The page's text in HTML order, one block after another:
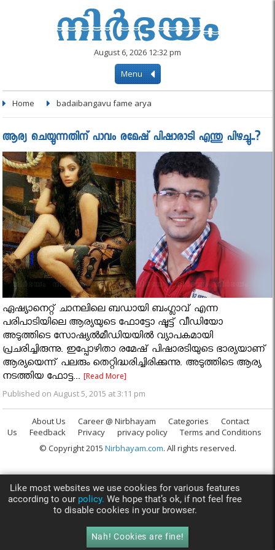
August 6, 2026 12:32 pm
Menu
Home badaibangavu fame arya
ആര്യ ചെയ്യുന്നതിന് പാവം രമേഷ് പിഷാരാടി എന്തു പിഴച്ചു..?
ഏഷ്യാനെറ്റ് ചാനലിലെ ബഡായി ബംഗ്ലാവ് എന്ന
പരിപാടിയിലെ ആര്യയുടെ ഫോട്ടോ ഷൂട്ട് വീഡിയോ
അടുത്തിടെ സോഷ്യല്‍മീഡിയയില്‍ വ്യാപകമായി
പ്രചരിച്ചിരുന്നു. ഇപ്പോഴിതാ രമേഷ് പിഷാരടിയുടെ ഭാര്യയാണ്
ആര്യയെന്ന് പലരും തെറ്റിദ്ധരിച്ചിരിക്കുന്നു. അടുത്തിടെ ആര്യ
നടത്തിയ ഫോട്ട...[Read More]
Published on August 5, 2015 at 3:11 pm
About Us Career @ Nirbhayam Categories
Contact
Us
Feedback Privacy privacy policy
Terms and Conditions
© Copyright 2015 Nirbhayam.com. All rights reserved.
Like most websites we use cookies for various features
according to our policy. We hope that’s ok, if not feel free
to disable cookies in your browser.
Nah! Cookies are fine!